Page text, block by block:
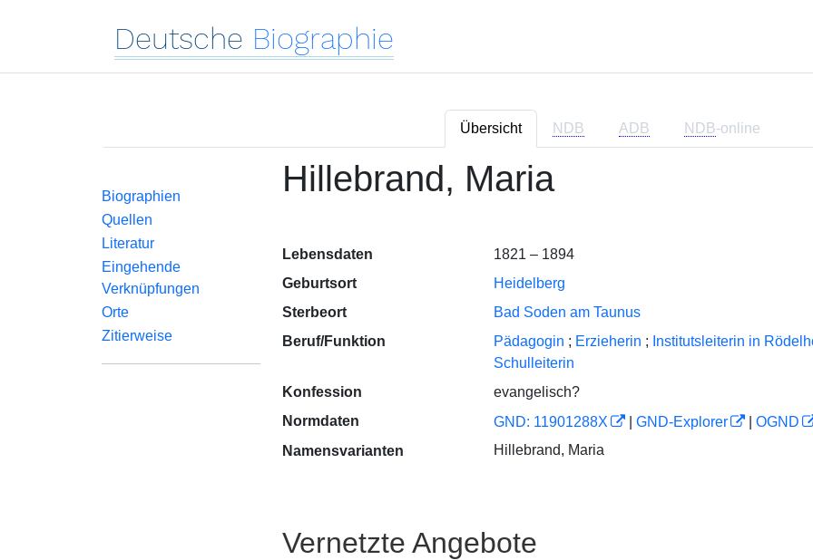
Deutsche Biographie
Übersicht NDB ADB NDB-online
Biographien
Quellen
Literatur
Eingehende
Verknüpfungen
Orte
Zitierweise
Hillebrand, Maria
Lebensdaten
1821 – 1894
Geburtsort
Heidelberg
Sterbeort
Bad Soden am Taunus
Beruf/Funktion
Pädagogin ; Erzieherin ; Institutsleiterin in
Schulleiterin
Konfession
evangelisch?
Normdaten
GND: 11901288X GND-Explorer OGND
Namensvarianten
Hillebrand, Maria
Vernetzte Angebote